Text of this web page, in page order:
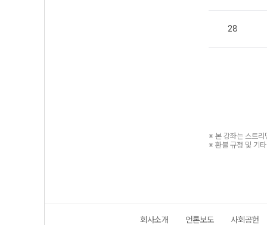
28
※ 본 강좌는 스트리
※ 환불 규정 및 기
회사소개 언론보도 사회공헌